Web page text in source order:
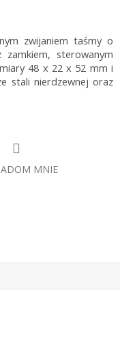
zwijaniem taśmy o
sterowanym
48 x 22 x 52 mm i
stali nierdzewnej oraz
MNIE